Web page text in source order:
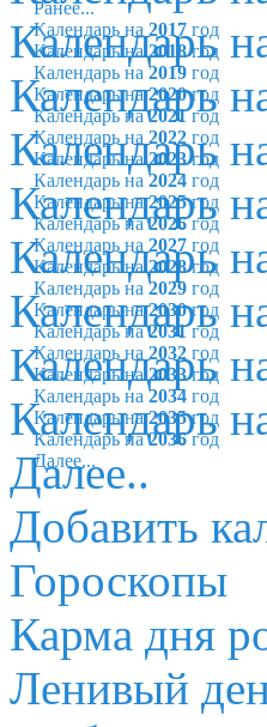
Календарь
Календарь
Календарь
Календарь
Календарь
Календарь
Календарь
Календарь
Далее..
Добавить
Гороскопы
Карма дня
Ленивый
Ранее...
Календарь на 2017 год
Календарь на2018год
Календарь на 2019 год
Календарь на2020год
Календарь на2021год
Календарь на 2022 год
Календарь на2023год
Календарь на 2024 год
Календарь на2025год
Календарь на2026год
Календарь на 2027 год
Календарь на2028год
Календарь на 2029 год
Календарь на2030год
Календарь на2031год
Календарь на 2032 год
Календарь на2033год
Календарь на 2034 год
Календарь на2035год
Календарь на2036год
Далее...